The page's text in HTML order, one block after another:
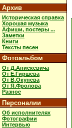
Архив
Историческая справка
Хорошая музыка
Афиши, постеры ...
Заметки
Книги
Тексты песен
Фотоальбом
От Д.Анискевича
От Е.Гиршева
От В.Окунева
От Я.Фролова
Разное
Персоналии
Об исполнителях
Фотографии
Интервью